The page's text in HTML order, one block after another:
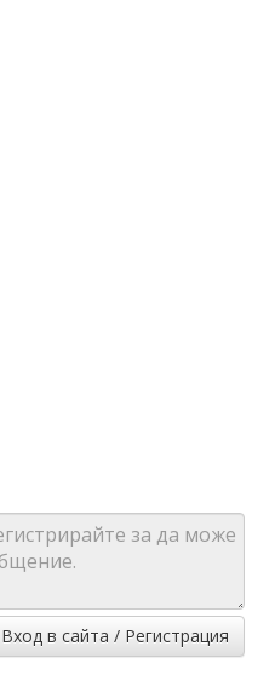
Вход в сайта / Регистрация